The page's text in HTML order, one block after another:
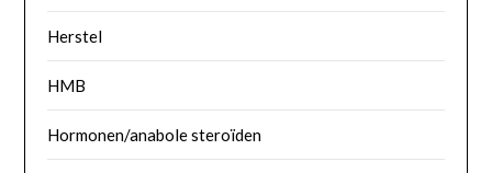
Herstel
HMB
Hormonen/anabole steroïden